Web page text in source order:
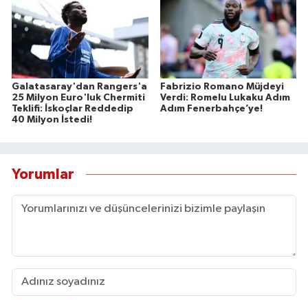
Galatasaray'dan Rangers'a
25 Milyon Euro'luk Chermiti
Teklifi: İskoçlar Reddedip
40 Milyon İstedi!
Fabrizio Romano Müjdeyi
Verdi: Romelu Lukaku Adım
Adım Fenerbahçe’ye!
Yorumlar